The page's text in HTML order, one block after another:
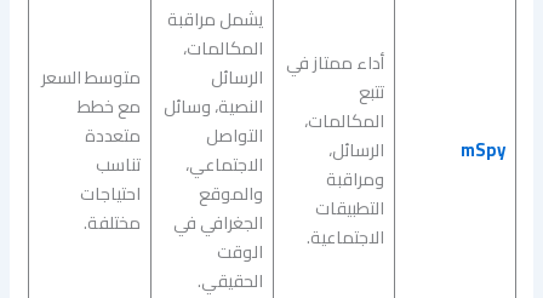
mSpy
أداء ممتاز في
تتبع
المكالمات،
الرسائل،
ومراقبة
التطبيقات
الاجتماعية.
يشمل مراقبة
المكالمات،
الرسائل
النصية، وسائل
التواصل
الاجتماعي،
والموقع
الجغرافي في
الوقت
الحقيقي.
متوسط السعر
مع خطط
متعددة
تناسب
احتياجات
مختلفة.